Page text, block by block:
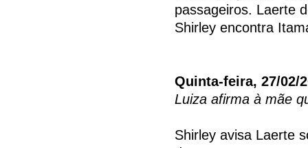
passageiros. Laerte
Shirley encontra
Quinta-feira, 27/02/
Luiza afirma à mãe
Shirley avisa Laerte